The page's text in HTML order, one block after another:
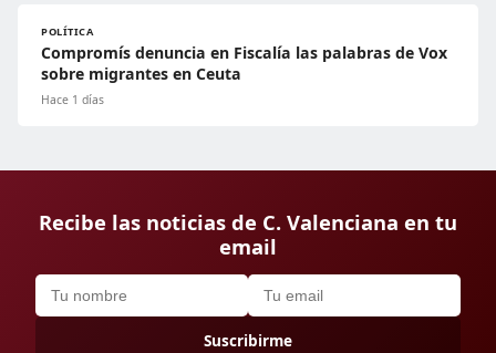
POLÍTICA
Compromís denuncia en Fiscalía las palabras de Vox
sobre migrantes en Ceuta
Hace 1 días
Recibe las noticias de C. Valenciana en tu
email
Suscribirme